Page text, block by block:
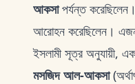
আকসাপর্যন্ত করেছিলেন।
আরোহন করেছিলেন।
ইসলামী সূত্র অনুযায়ী,
মসজিদ আল-আকসা